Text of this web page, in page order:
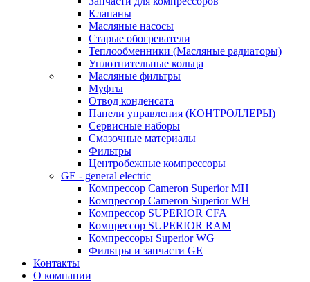
Клапаны
Масляные насосы
Старые обогреватели
Теплообменники (Масляные радиаторы)
Уплотнительные кольца
Масляные фильтры
Муфты
Отвод конденсата
Панели управления (КОНТРОЛЛЕРЫ)
Сервисные наборы
Смазочные материалы
Фильтры
Центробежные компрессоры
GE - general electric
Компрессор Cameron Superior MH
Компрессор Cameron Superior WH
Компрессор SUPERIOR CFA
Компрессор SUPERIOR RAM
Компрессоры Superior WG
Фильтры и запчасти GE
Контакты
О компании